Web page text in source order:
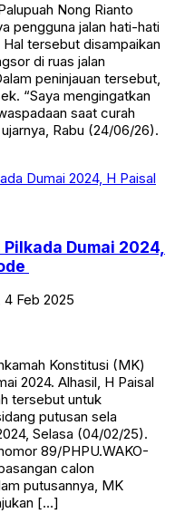
Nong Rianto
pengguna jalan hati-hati
tersebut disampaikan
di ruas jalan
peninjauan tersebut,
“Saya mengingatkan
saat curah
Rabu (24/06/26).
Dumai 2024,
Feb 2025
Konstitusi (MK)
2024. Alhasil, H Paisal
tersebut untuk
putusan sela
Selasa (04/02/25).
89/PHPU.WAKO-
calon
putusannya, MK
[…]